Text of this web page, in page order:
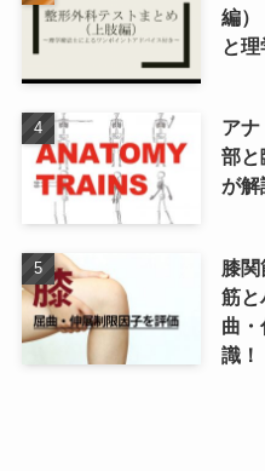
編）
と
ア
部と
が解
膝
筋と
曲
識！